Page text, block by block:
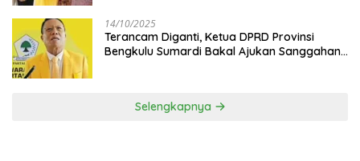
14/10/2025
Terancam Diganti, Ketua DPRD Provinsi
Bengkulu Sumardi Bakal Ajukan Sanggahan
Selengkapnya